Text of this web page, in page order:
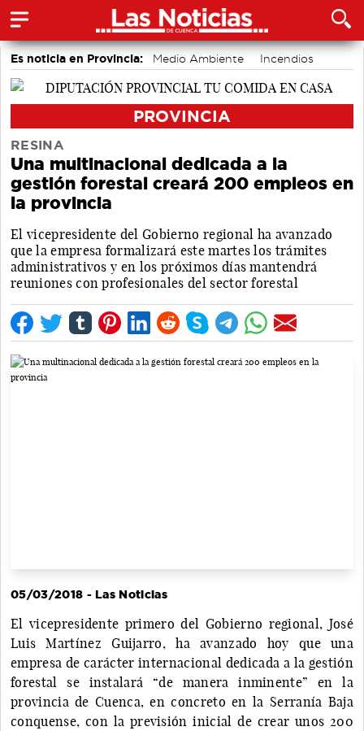
Es noticia en Provincia: Medio Ambiente Incendios
PROVINCIA
RESINA
Una multinacional dedicada a la
gestión forestal creará 200 empleos en
la provincia
El vicepresidente del Gobierno regional ha avanzado
que la empresa formalizará este martes los trámites
administrativos y en los próximos días mantendrá
reuniones con profesionales del sector forestal
05/03/2018 - Las Noticias
El vicepresidente primero del Gobierno regional, José
Luis Martínez Guijarro, ha avanzado hoy que una
empresa de carácter internacional dedicada a la gestión
forestal se instalará “de manera inminente” en la
provincia de Cuenca, en concreto en la Serranía Baja
conquense, con la previsión inicial de crear unos 200